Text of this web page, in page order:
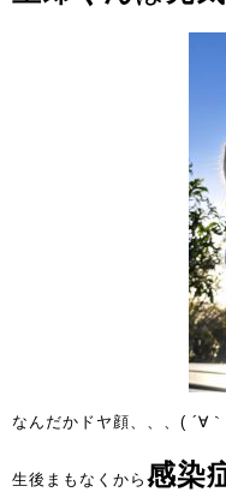
なんだかドヤ顔、、、( ´∀
生後まもなくから 感染